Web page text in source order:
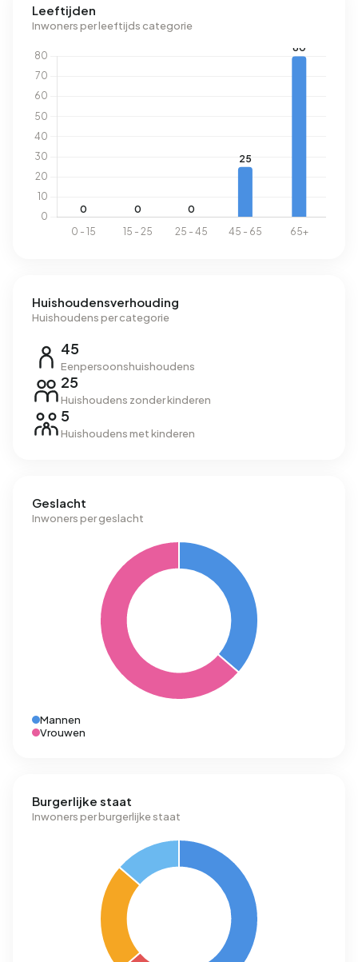
Leeftijden
Inwoners per leeftijds categorie
Huishoudensverhouding
Huishoudens per categorie
45
Eenpersoonshuishoudens
25
Huishoudens zonder kinderen
5
Huishoudens met kinderen
Geslacht
Inwoners per geslacht
Mannen
Vrouwen
Burgerlijke staat
Inwoners per burgerlijke staat